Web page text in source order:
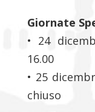
Giornate
• 24
16.00
• 25
chiuso